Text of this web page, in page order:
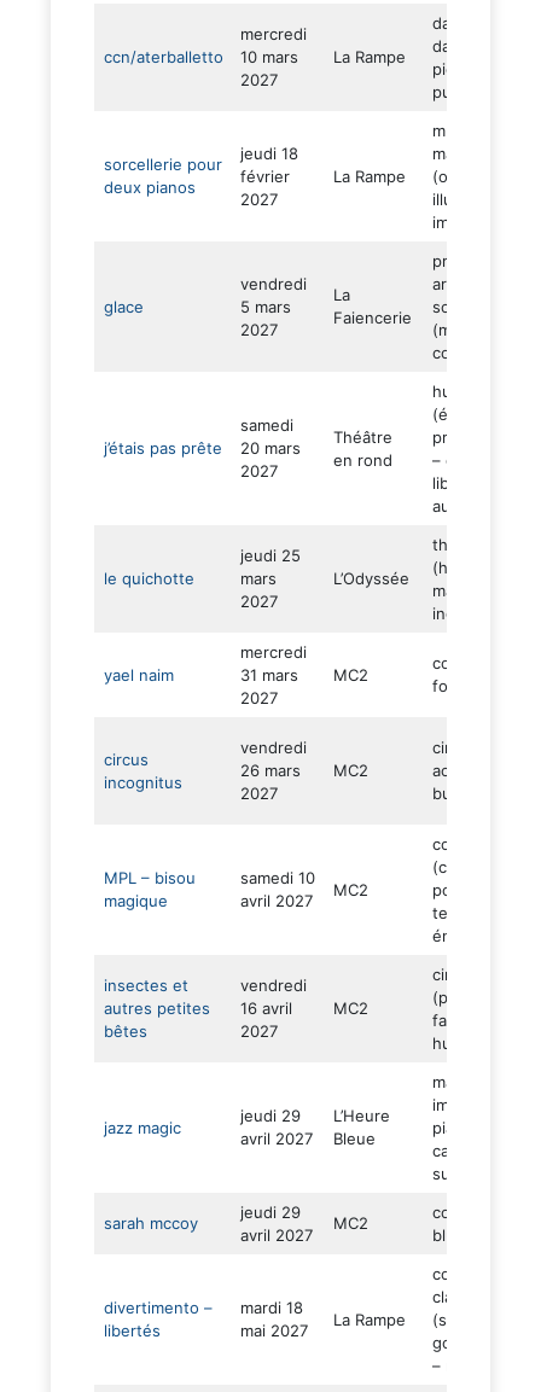
ccn/aterballetto
mercredi
10 mars
2027
La Rampe
danse (16
danseurs – 3
pièces –
puissance)
sorcellerie pour
deux pianos
jeudi 18
février
2027
La Rampe
musique et
magie
(ombromanie
illusion –
immersif)
glace
vendredi
5 mars
2027
La
Faiencerie
proposition
artistique et
scientifique
(marionnettes
conférence)
j’étais pas prête
samedi
20 mars
2027
Théâtre
en rond
humour
(émancipation
pression
– quête de
liberté –
autodérision)
le quichotte
jeudi 25
mars
2027
L’Odyssée
théâtre
(humour –
malice –
ingéniosité)
yael naim
mercredi
31 mars
2027
MC2
concert (pop
folk – soul)
circus
incognitus
vendredi
26 mars
2027
MC2
cirque (solo –
acrobaties –
burlesque)
MPL – bisou
magique
samedi 10
avril 2027
MC2
concert
(chansons –
pop –
tendresse –
énergie)
insectes et
autres petites
bêtes
vendredi
16 avril
2027
MC2
ciné concert
(poésie –
fantaisie –
humour)
jazz magic
jeudi 29
avril 2027
L’Heure
Bleue
magie
improvisée
piano – des
cartes – des
surprises)
sarah mccoy
jeudi 29
avril 2027
MC2
concert (trio –
blues –
divertimento –
libertés
mardi 18
mai 2027
La Rampe
concert
classique
gospel –
– résistances)